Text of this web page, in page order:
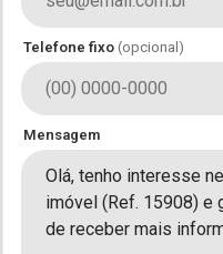
Telefone fixo (opcional)
Mensagem